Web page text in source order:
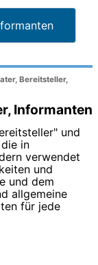
Bereitsteller,
Informanten
und
in
verwendet
und
und dem
allgemeine
für jede